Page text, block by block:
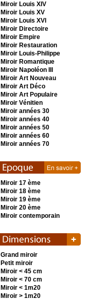
Miroir Louis XIV
Miroir Louis XV
Miroir Louis XVI
Miroir Directoire
Miroir Empire
Miroir Restauration
Miroir Louis-Philippe
Miroir Romantique
Miroir Napoléon III
Miroir Art Nouveau
Miroir Art Déco
Miroir Art Populaire
Miroir Vénitien
Miroir années 30
Miroir années 40
Miroir années 50
Miroir années 60
Miroir années 70
Miroir 17 ème
Miroir 18 ème
Miroir 19 ème
Miroir 20 ème
Miroir contemporain
Grand miroir
Petit miroir
Miroir < 45 cm
Miroir < 70 cm
Miroir < 1m20
Miroir > 1m20